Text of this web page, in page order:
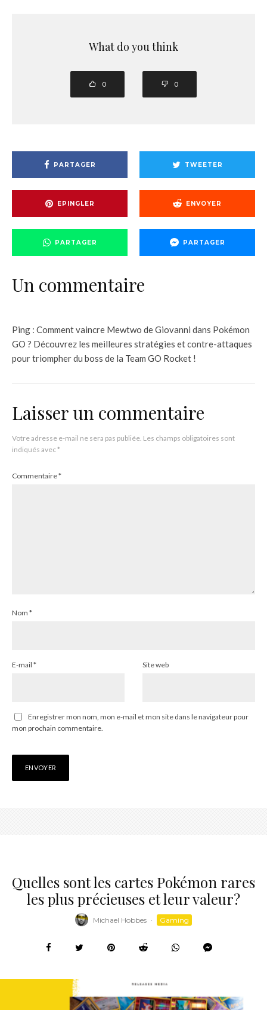
What do you think
0 0
PARTAGER TWEETER
EPINGLER ENVOYER
PARTAGER PARTAGER
Un commentaire
Ping : Comment vaincre Mewtwo de Giovanni dans Pokémon
GO ? Découvrez les meilleures stratégies et contre-attaques
pour triompher du boss de la Team GO Rocket !
Laisser un commentaire
Votre adresse e-mail ne sera pas publiée. Les champs obligatoires sont
indiqués avec*
Commentaire*
Nom *
E-mail * Site web
Enregistrer mon nom, mon e-mail et mon site dans le navigateur pour
mon prochain commentaire.
Quelles sont les cartes Pokémon rares
les plus précieuses et leur valeur?
Michael Hobbes · Gaming